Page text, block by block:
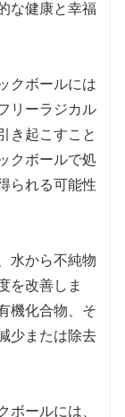
な健康と幸福
クボールには
リーラジカル
き起こすこと
クボールで処
られる可能性
水から不純物
を改善しま
機化合物、そ
少または除去
ボールには、